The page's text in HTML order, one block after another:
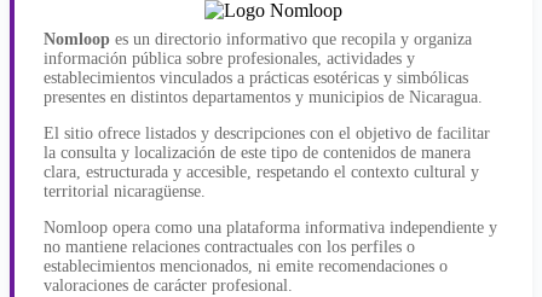
Nomloop es un directorio informativo que recopila y organiza
información pública sobre profesionales, actividades y
establecimientos vinculados a prácticas esotéricas y simbólicas
presentes en distintos departamentos y municipios de Nicaragua.
El sitio ofrece listados y descripciones con el objetivo de facilitar
la consulta y localización de este tipo de contenidos de manera
clara, estructurada y accesible, respetando el contexto cultural y
territorial nicaragüense.
Nomloop opera como una plataforma informativa independiente y
no mantiene relaciones contractuales con los perfiles o
establecimientos mencionados, ni emite recomendaciones o
valoraciones de carácter profesional.